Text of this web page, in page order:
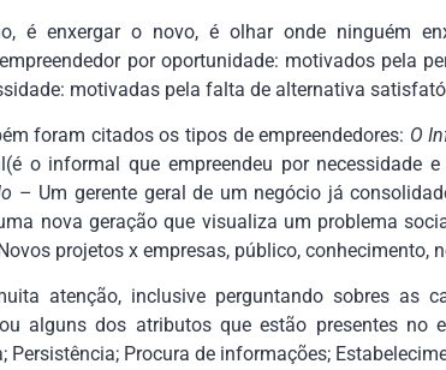
é enxergar o novo, é olhar onde ninguém
por oportunidade: motivados pela
motivadas pela falta de alternativa
foram citados os tipos de empreendedores: O
o informal que empreendeu por necessidade
– Um gerente geral de um negócio já
nova geração que visualiza um problema
projetos x empresas, público, conhecimento,
atenção, inclusive perguntando sobres as
alguns dos atributos que estão presentes no
Procura de informações;